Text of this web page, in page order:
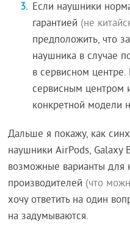
Если наушники
гарантией (не
предположить, что
наушника в случае
в сервисном центре.
сервисным центром
конкретной модели
Дальше я покажу, как
наушники AirPods, Galaxy
возможные варианты для
производителей (что
хочу ответить на один
на задумываются.